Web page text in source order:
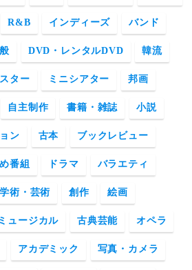
R&B インディーズ バンド
DVD・レンタルDVD 韓流
ター ミニシアター 邦画
自主制作 書籍・雑誌 小説
ン 古本 ブックレビュー
番組 ドラマ バラエティ
学術・芸術 創作 絵画
ミュージカル 古典芸能 オペラ
アカデミック 写真・カメラ